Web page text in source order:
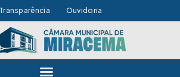
Transparência Ouvidoria